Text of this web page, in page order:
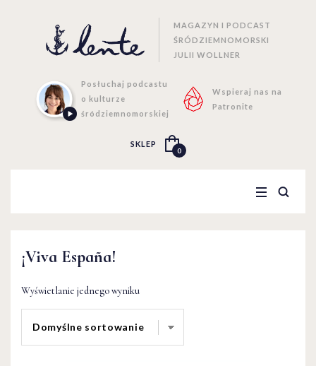
MAGAZYN I PODCAST
ŚRÓDZIEMNOMORSKI
JULII WOLLNER
Posłuchaj podcastu
o kulturze
śródziemnomorskiej
Wspieraj nas na
Patronite
SKLEP
0
¡Viva España!
Wyświetlanie jednego wyniku